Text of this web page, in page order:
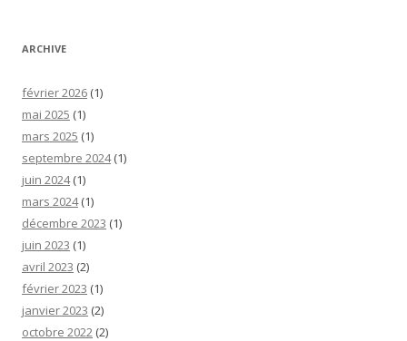
ARCHIVE
février 2026 (1)
mai 2025 (1)
mars 2025 (1)
septembre 2024(1)
juin 2024(1)
mars 2024(1)
décembre 2023 (1)
juin 2023 (1)
avril 2023 (2)
février 2023 (1)
janvier 2023 (2)
octobre 2022 (2)